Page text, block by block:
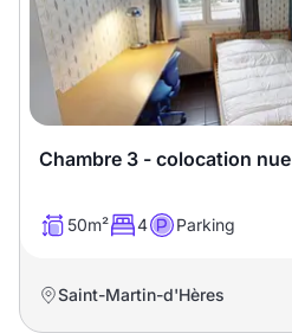
Chambre 3 - colocation nue
50m² 4 Parking
Saint-Martin-d'Hères